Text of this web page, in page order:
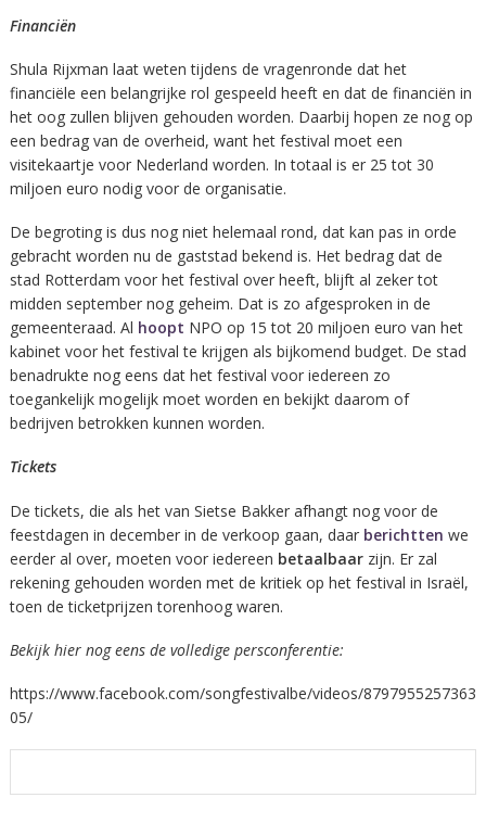
Financiën
Shula Rijxman laat weten tijdens de vragenronde dat het
financiële een belangrijke rol gespeeld heeft en dat de financiën in
het oog zullen blijven gehouden worden. Daarbij hopen ze nog op
een bedrag van de overheid, want het festival moet een
visitekaartje voor Nederland worden. In totaal is er 25 tot 30
miljoen euro nodig voor de organisatie.
De begroting is dus nog niet helemaal rond, dat kan pas in orde
gebracht worden nu de gaststad bekend is. Het bedrag dat de
stad Rotterdam voor het festival over heeft, blijft al zeker tot
midden september nog geheim. Dat is zo afgesproken in de
gemeenteraad. Al hoopt NPO op 15 tot 20 miljoen euro van het
kabinet voor het festival te krijgen als bijkomend budget. De stad
benadrukte nog eens dat het festival voor iedereen zo
toegankelijk mogelijk moet worden en bekijkt daarom of
bedrijven betrokken kunnen worden.
Tickets
De tickets, die als het van Sietse Bakker afhangt nog voor de
feestdagen in december in de verkoop gaan, daar berichtten we
eerder al over, moeten voor iedereen betaalbaarzijn. Er zal
rekening gehouden worden met de kritiek op het festival in Israël,
toen de ticketprijzen torenhoog waren.
Bekijk hier nog eens de volledige persconferentie:
https://www.facebook.com/songfestivalbe/videos/8797955257363
05/